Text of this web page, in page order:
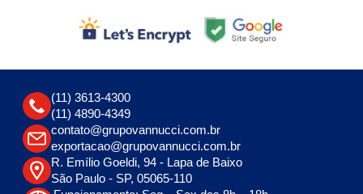
(11) 3613-4300
(11) 4890-4349
contato@grupovannucci.com.br
exportacao@grupovannucci.com.br
R. Emílio Goeldi, 94 - Lapa de Baixo
São Paulo - SP, 05065-110